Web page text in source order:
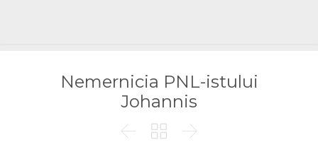
Nemernicia PNL-istului
Johannis
  